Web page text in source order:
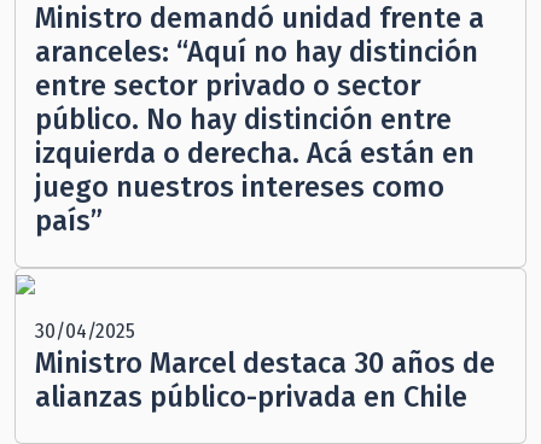
Ministro demandó unidad frente a
aranceles: “Aquí no hay distinción
entre sector privado o sector
público. No hay distinción entre
izquierda o derecha. Acá están en
juego nuestros intereses como
país”
30/04/2025
Ministro Marcel destaca 30 años de
alianzas público-privada en Chile